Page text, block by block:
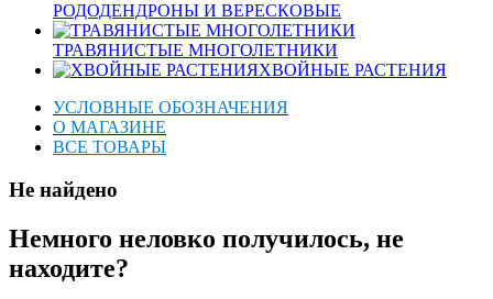
РОДОДЕНДРОНЫ И ВЕРЕСКОВЫЕ
ТРАВЯНИСТЫЕ МНОГОЛЕТНИКИ
ХВОЙНЫЕ РАСТЕНИЯ
УСЛОВНЫЕ ОБОЗНАЧЕНИЯ
О МАГАЗИНЕ
ВСЕ ТОВАРЫ
Не найдено
Немного неловко получилось, не
находите?